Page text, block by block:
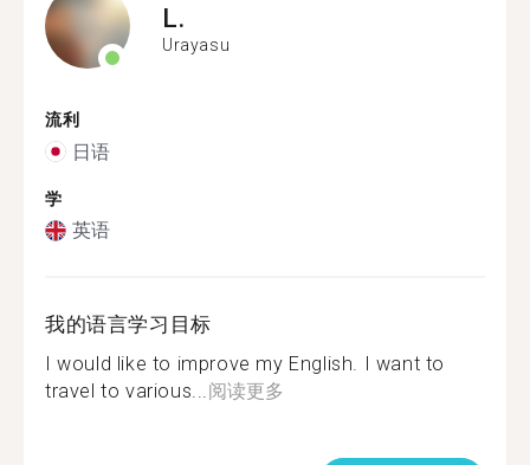
L.
Urayasu
流利
日语
学
英语
我的语言学习目标
I would like to improve my English. I want to
travel to various...阅读更多